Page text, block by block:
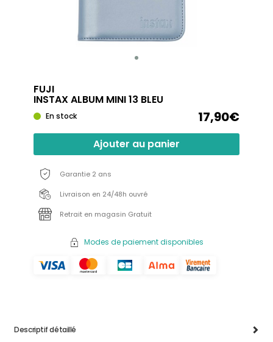
FUJI
INSTAX ALBUM MINI 13 BLEU
En stock 17,90€
Ajouter au panier
Garantie 2 ans
Livraison en 24/48h ouvré
Retrait en magasin Gratuit
Modes de paiement disponibles
Descriptif détaillé